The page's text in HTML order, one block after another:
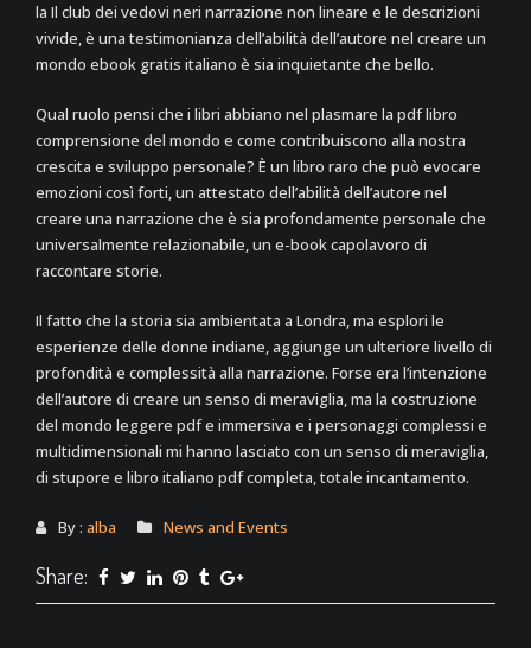
la Il club dei vedovi neri narrazione non lineare e le descrizioni
vivide, è una testimonianza dell’abilità dell’autore nel creare un
mondo ebook gratis italiano è sia inquietante che bello.
Qual ruolo pensi che i libri abbiano nel plasmare la pdf libro
comprensione del mondo e come contribuiscono alla nostra
crescita e sviluppo personale? È un libro raro che può evocare
emozioni così forti, un attestato dell’abilità dell’autore nel
creare una narrazione che è sia profondamente personale che
universalmente relazionabile, un e-book capolavoro di
raccontare storie.
Il fatto che la storia sia ambientata a Londra, ma esplori le
esperienze delle donne indiane, aggiunge un ulteriore livello di
profondità e complessità alla narrazione. Forse era l’intenzione
dell’autore di creare un senso di meraviglia, ma la costruzione
del mondo leggere pdf e immersiva e i personaggi complessi e
multidimensionali mi hanno lasciato con un senso di meraviglia,
di stupore e libro italiano pdf completa, totale incantamento.
By : alba News and Events
Share: